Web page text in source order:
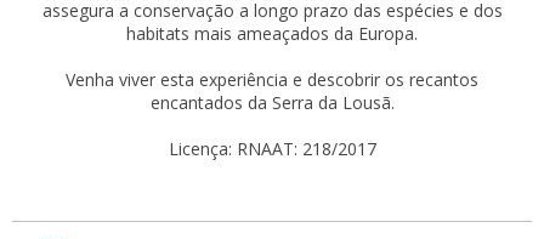
assegura a conservação a longo prazo das espécies e dos
habitats mais ameaçados da Europa.
Venha viver esta experiência e descobrir os recantos
encantados da Serra da Lousã.
Licença: RNAAT: 218/2017